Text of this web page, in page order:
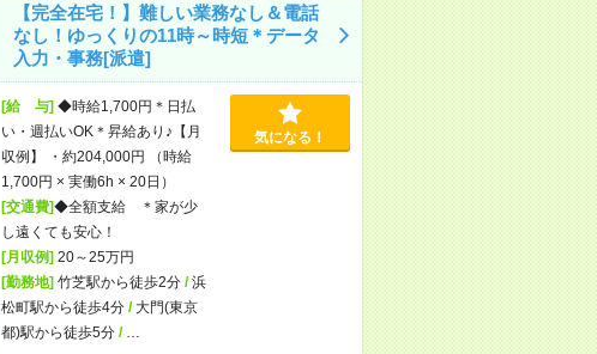
【完全在宅！】難しい業務なし＆電話
なし！ゆっくりの11時～時短＊データ
入力・事務[派遣]
[給 与]◆時給1,700円＊日払
い・週払いOK＊昇給あり♪【月
収例】 ・約204,000円 （時給
1,700円 × 実働6h × 20日）
[交通費]◆全額支給 ＊家が少
し遠くても安心！
[月収例]20～25万円
[勤務地]竹芝駅から徒歩2分/浜
松町駅から徒歩4分/ 大門(東京
都)駅から徒歩5分/
気になる！